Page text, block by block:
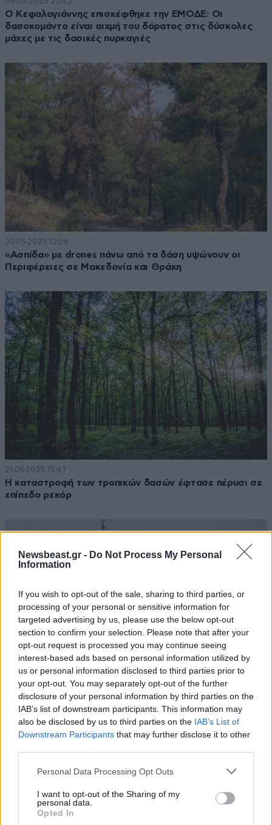
Newsbeast.gr - Do Not Process My Personal
Information
If you wish to opt-out of the sale, sharing to third parties, or
processing of your personal or sensitive information for
targeted advertising by us, please use the below opt-out
section to confirm your selection. Please note that after your
opt-out request is processed you may continue seeing
interest-based ads based on personal information utilized by
us or personal information disclosed to third parties prior to
your opt-out. You may separately opt-out of the further
disclosure of your personal information by third parties on the
IAB’s list of downstream participants. This information may
also be disclosed by us to third parties on the IAB’s List of
Downstream Participants that may further disclose it to other
Please note that this website/app uses one or more Google
not limited to your visit or usage behaviour. You may click to
grant or deny consent to Google and its third-party tags to
use your data for below specified purposes in below Google
Personal Data Processing Opt Outs
I want to opt-out of the Sharing of my
personal data.
Opted In
Ο Κεφαλογιάννης επισκέφθηκε την ΕΜΟΔΕ: Oι
δασοκομάντο είναι αιχμή του δόρατος στις δύσκολες
μάχες με τις δασικές πυρκαγιές
30·05·2025 12:06
«Ασπίδα» με drones πάνω από τα δάση υψώνουν οι
Περιφέρειες σε Μακεδονία και Θράκη
21·05·2025 15:47
Η καταστροφή των τροπικών δασών έφτασε πέρυσι σε
επίπεδο ρεκόρ
21·03·2025 15:19
Ζερεφός: Αν συνεχίσουμε με τον ίδιο ρυθμό, το 2100 θα
πάμε σε διπλασιασμό του διοξειδίου του άνθρακα